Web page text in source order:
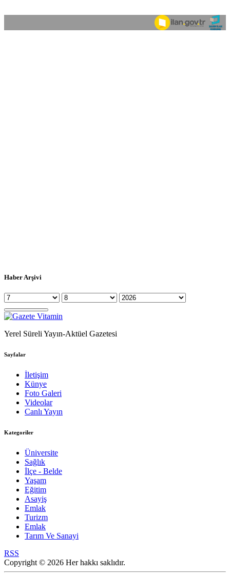
Haber Arşivi
Yerel Süreli Yayın-Aktüel Gazetesi
Sayfalar
İletişim
Künye
Foto Galeri
Videolar
Canlı Yayın
Kategoriler
Üniversite
Sağlık
İlçe - Belde
Yaşam
Eğitim
Asayiş
Emlak
Turizm
Emlak
Tarım Ve Sanayi
RSS
Copyright © 2026 Her hakkı saklıdır.